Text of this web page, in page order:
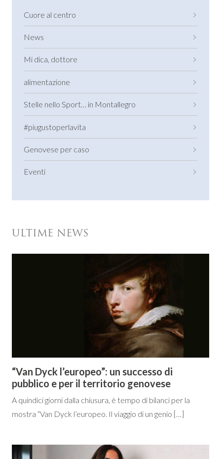
Cuore al centro
News
Mi dica, dottore
alimentazione
Stelle nello Sport… in Montallegro
#piugustoperlavita
Genovese per caso
Eventi
ULTIME NEWS
“Van Dyck l’europeo”: un successo di
pubblico e per il territorio genovese
A quindici giorni dalla chiusura, è tempo di bilanci per la
mostra “Van Dyck l’europeo. Il viaggio di un genio […]